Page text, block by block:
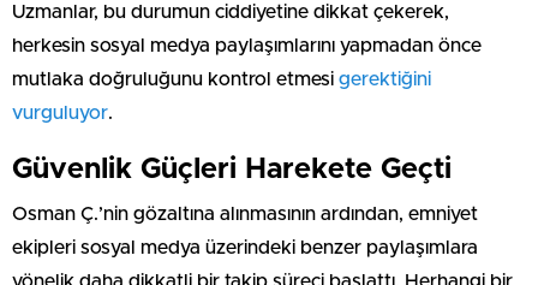
Uzmanlar, bu durumun ciddiyetine dikkat çekerek,
herkesin sosyal medya paylaşımlarını yapmadan önce
mutlaka doğruluğunu kontrol etmesi gerektiğini
vurguluyor.
Güvenlik Güçleri Harekete Geçti
Osman Ç.’nin gözaltına alınmasının ardından, emniyet
ekipleri sosyal medya üzerindeki benzer paylaşımlara
yönelik daha dikkatli bir takip süreci başlattı. Herhangi bir